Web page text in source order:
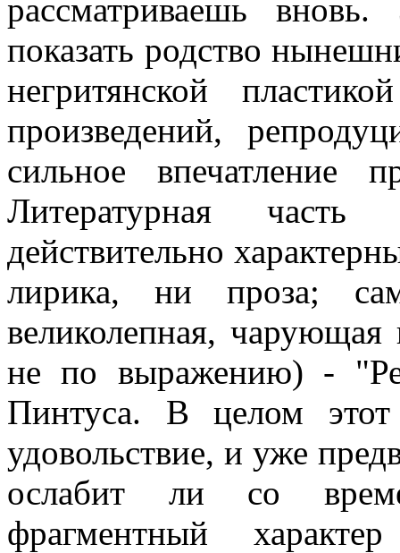
рассматриваешь
показать родство
негритянской
произведений,
сильное впечатление
Литературная
действительно
лирика, ни проза;
великолепная,
не по выражению) -
Пинтуса. В целом этот
удовольствие, и уже
ослабит ли со
фрагментный